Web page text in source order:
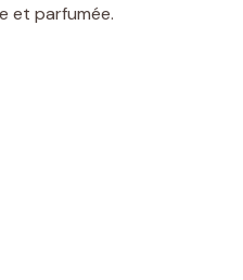
et parfumée.